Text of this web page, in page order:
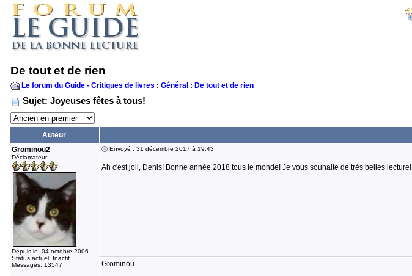
De tout et de rien
Le forum du Guide - Critiques de livres : Général : De tout et de rien
Sujet: Joyeuses fêtes à tous!
Auteur
Grominou2
Déclamateur
Depuis le: 04 octobre 2006
Status actuel: Inactif
Messages: 13547
Envoyé : 31 décembre 2017 à 19:43
Ah c'est joli, Denis! Bonne année 2018 tous le monde! Je vous souhaite de très belles lecture!
Grominou